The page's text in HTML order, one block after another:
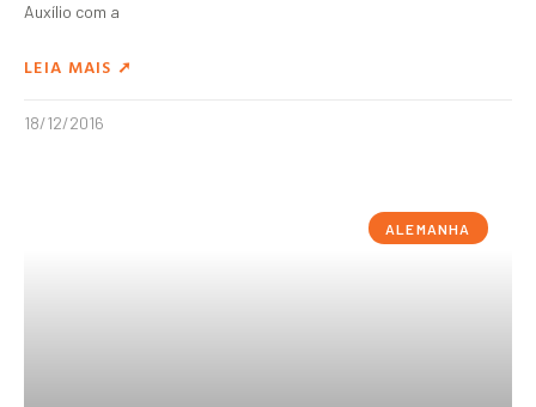
Auxílio com a
LEIA MAIS ➚
18/12/2016
ALEMANHA